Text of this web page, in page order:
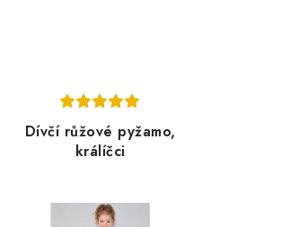
Dívčí růžové pyžamo,
králíčci